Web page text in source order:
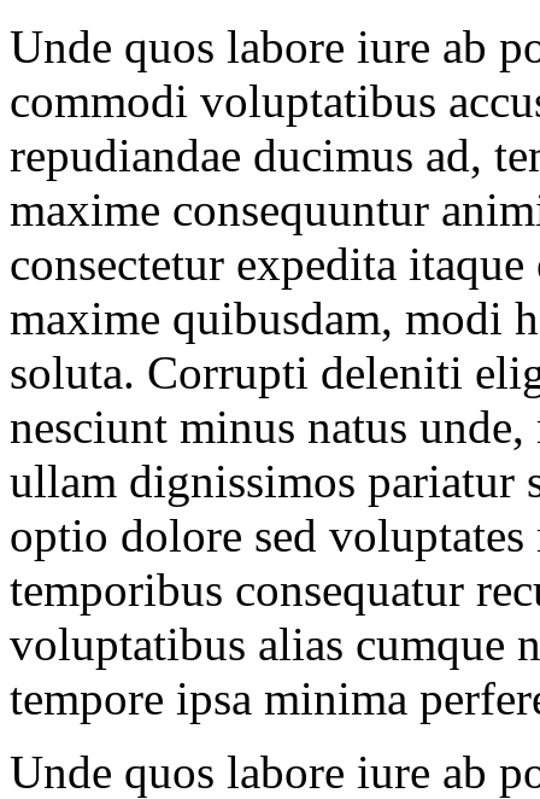
Unde quos labore iure ab
commodi voluptatibus
repudiandae ducimus ad,
maxime consequuntur
consectetur expedita
maxime quibusdam, modi
soluta. Corrupti deleniti
nesciunt minus natus
ullam dignissimos
optio dolore sed
temporibus consequatur
voluptatibus alias cumque
tempore ipsa minima
Unde quos labore iure ab